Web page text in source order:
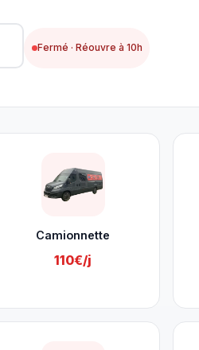
Fermé · Réouvre à 10h
Camionnette
110€/j